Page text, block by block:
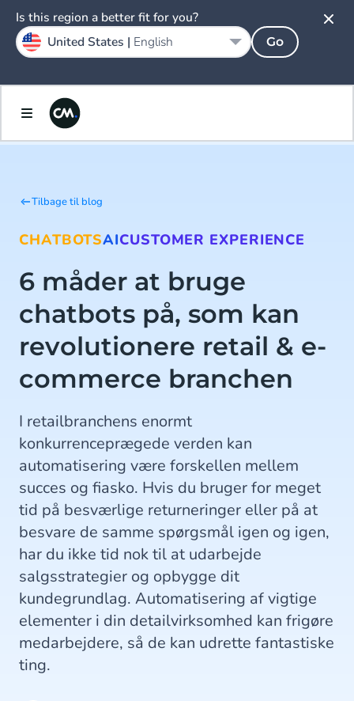
Tilbage til blog
CHATBOTSAICUSTOMER EXPERIENCE
6 måder at bruge
chatbots på, som kan
revolutionere retail & e-
commerce branchen
I retailbranchens enormt
konkurrenceprægede verden kan
automatisering være forskellen mellem
succes og fiasko. Hvis du bruger for meget
tid på besværlige returneringer eller på at
besvare de samme spørgsmål igen og igen,
har du ikke tid nok til at udarbejde
salgsstrategier og opbygge dit
kundegrundlag. Automatisering af vigtige
elementer i din detailvirksomhed kan frigøre
medarbejdere, så de kan udrette fantastiske
ting.
Is this region a better fit for you?
United States | English Go